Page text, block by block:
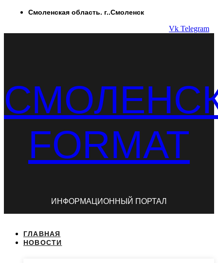
ПерейтиСмоленская область. г..Смоленск
Vk Telegram
FORMAT
ИНФОРМАЦИОННЫЙ ПОРТАЛ
ГЛАВНАЯ
НОВОСТИ